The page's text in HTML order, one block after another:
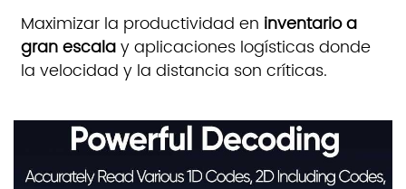
Maximizar la productividad en inventario a
gran escalay aplicaciones logísticas donde
la velocidad y la distancia son críticas.